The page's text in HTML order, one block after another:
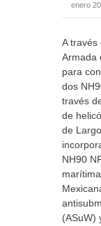
enero
A través
Armada
para
dos
través
de
de
NH90
(ASuW)